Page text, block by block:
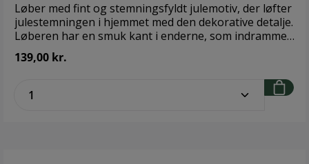
Løber med fint og stemningsfyldt julemotiv, der løfter
julestemningen i hjemmet med den dekorative detalje.
Løberen har en smuk kant i enderne, som indrammer
mønstret og giver en elegant og gennemført
afslutning. Brand:
FondacoStørrelse: 40x140cmMateriale: 100% bomuld
139,00 kr.